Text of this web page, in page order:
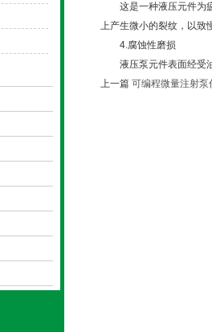
这是一种液压元件为疲
上产生微小的裂纹，以致
4.腐蚀性磨损
液压泵元件表面经受油
上一篇 可编程微量注射